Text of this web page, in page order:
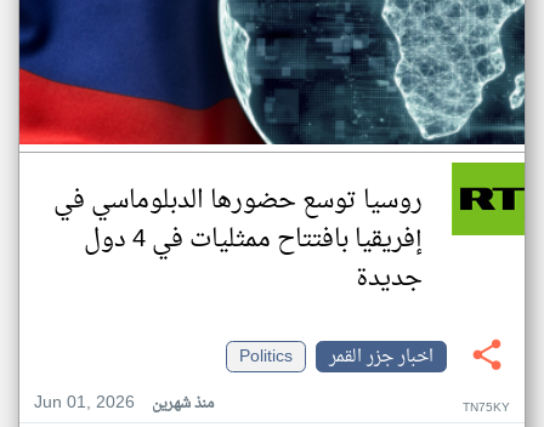
روسيا توسع حضورها الدبلوماسي في
إفريقيا بافتتاح ممثليات في 4 دول
جديدة
اخبار جزر القمر
Politics
Jun 01, 2026
منذ شهرين TN75KY